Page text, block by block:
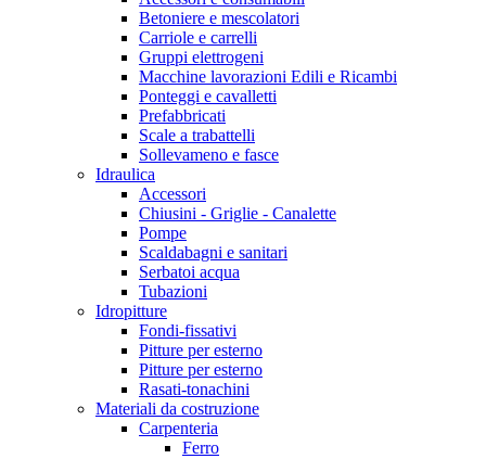
Betoniere e mescolatori
Carriole e carrelli
Gruppi elettrogeni
Macchine lavorazioni Edili e Ricambi
Ponteggi e cavalletti
Prefabbricati
Scale a trabattelli
Sollevameno e fasce
Idraulica
Accessori
Chiusini - Griglie - Canalette
Pompe
Scaldabagni e sanitari
Serbatoi acqua
Tubazioni
Idropitture
Fondi-fissativi
Pitture per esterno
Pitture per esterno
Rasati-tonachini
Materiali da costruzione
Carpenteria
Ferro